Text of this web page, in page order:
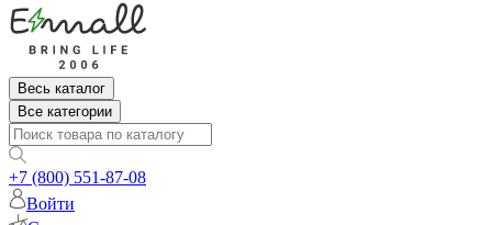
Весь каталог
Все категории
+7 (800) 551-87-08
Войти